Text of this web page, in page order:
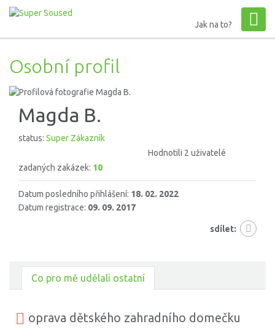
Jak na to?
Osobní profil
Magda B.
status: Super Zákazník
Hodnotili 2 uživatelé
zadaných zakázek: 10
Datum posledního přihlášení: 18. 02. 2022
Datum registrace: 09. 09. 2017
sdílet:
Co pro mě udělali ostatní
oprava dětského zahradního domečku